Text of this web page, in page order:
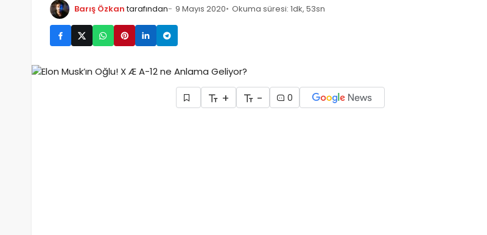
Barış Özkan tarafından 9 Mayıs 2020 Okuma süresi: 1dk, 53sn
+ - 0